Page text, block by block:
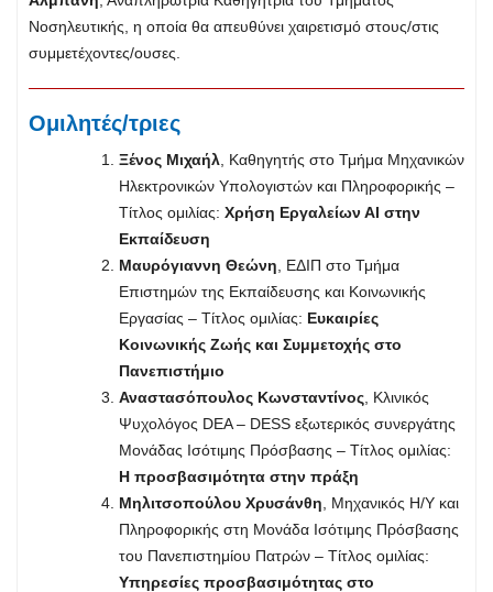
Νοσηλευτικής, η οποία θα απευθύνει χαιρετισμό στους/στις
συμμετέχοντες/ουσες.
Ομιλητές/τριες
Ξένος Μιχαήλ , Καθηγητής στο Τμήμα Μηχανικών
Ηλεκτρονικών Υπολογιστών και Πληροφορικής –
Τίτλος ομιλίας: Χρήση Εργαλείων ΑΙ στην
Εκπαίδευση
Μαυρόγιαννη Θεώνη , ΕΔΙΠ στο Τμήμα
Επιστημών της Εκπαίδευσης και Κοινωνικής
Εργασίας – Τίτλος ομιλίας: Ευκαιρίες
Κοινωνικής Ζωής και Συμμετοχής στο
Πανεπιστήμιο
Αναστασόπουλος Κωνσταντίνος , Κλινικός
Ψυχολόγος DEA – DESS εξωτερικός συνεργάτης
Μονάδας Ισότιμης Πρόσβασης – Τίτλος ομιλίας:
Η προσβασιμότητα στην πράξη
Μηλιτσοπούλου Χρυσάνθη , Μηχανικός Η/Υ και
Πληροφορικής στη Μονάδα Ισότιμης Πρόσβασης
του Πανεπιστημίου Πατρών – Τίτλος ομιλίας:
Υπηρεσίες προσβασιμότητας στο